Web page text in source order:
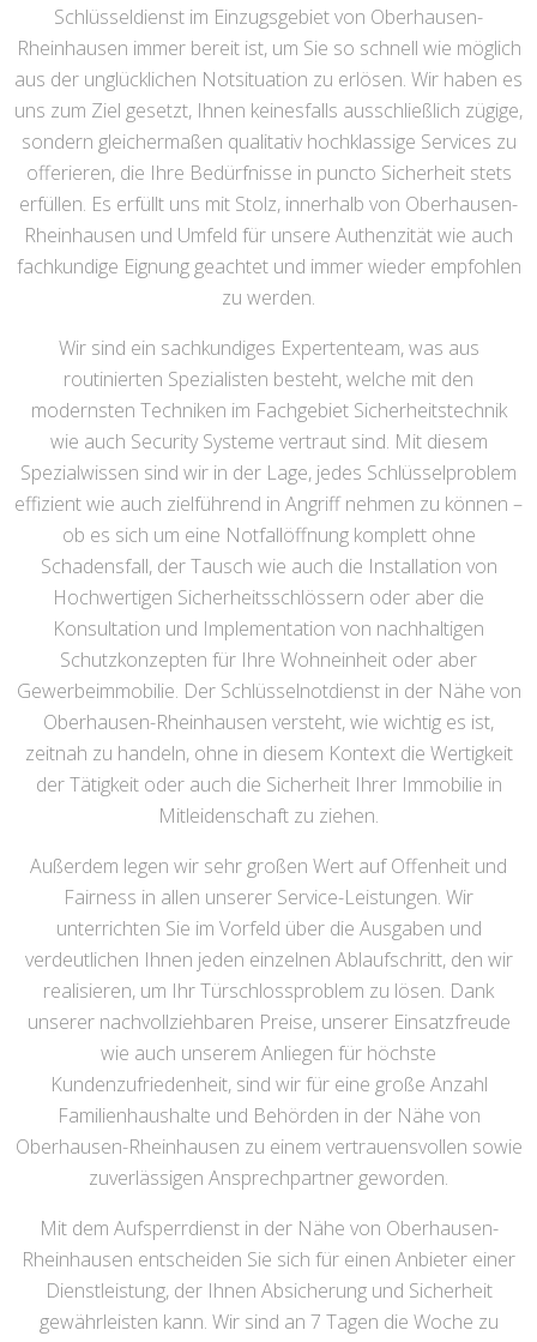
Schlüsseldienst im Einzugsgebiet von Oberhausen-
Rheinhausen immer bereit ist, um Sie so schnell wie möglich
aus der unglücklichen Notsituation zu erlösen. Wir haben es
uns zum Ziel gesetzt, Ihnen keinesfalls ausschließlich zügige,
sondern gleichermaßen qualitativ hochklassige Services zu
offerieren, die Ihre Bedürfnisse in puncto Sicherheit stets
erfüllen. Es erfüllt uns mit Stolz, innerhalb von Oberhausen-
Rheinhausen und Umfeld für unsere Authenzität wie auch
fachkundige Eignung geachtet und immer wieder empfohlen
zu werden.
Wir sind ein sachkundiges Expertenteam, was aus
routinierten Spezialisten besteht, welche mit den
modernsten Techniken im Fachgebiet Sicherheitstechnik
wie auch Security Systeme vertraut sind. Mit diesem
Spezialwissen sind wir in der Lage, jedes Schlüsselproblem
effizient wie auch zielführend in Angriff nehmen zu können –
ob es sich um eine Notfallöffnung komplett ohne
Schadensfall, der Tausch wie auch die Installation von
Hochwertigen Sicherheitsschlössern oder aber die
Konsultation und Implementation von nachhaltigen
Schutzkonzepten für Ihre Wohneinheit oder aber
Gewerbeimmobilie. Der Schlüsselnotdienst in der Nähe von
Oberhausen-Rheinhausen versteht, wie wichtig es ist,
zeitnah zu handeln, ohne in diesem Kontext die Wertigkeit
der Tätigkeit oder auch die Sicherheit Ihrer Immobilie in
Mitleidenschaft zu ziehen.
Außerdem legen wir sehr großen Wert auf Offenheit und
Fairness in allen unserer Service-Leistungen. Wir
unterrichten Sie im Vorfeld über die Ausgaben und
verdeutlichen Ihnen jeden einzelnen Ablaufschritt, den wir
realisieren, um Ihr Türschlossproblem zu lösen. Dank
unserer nachvollziehbaren Preise, unserer Einsatzfreude
wie auch unserem Anliegen für höchste
Kundenzufriedenheit, sind wir für eine große Anzahl
Familienhaushalte und Behörden in der Nähe von
Oberhausen-Rheinhausen zu einem vertrauensvollen sowie
zuverlässigen Ansprechpartner geworden.
Mit dem Aufsperrdienst in der Nähe von Oberhausen-
Rheinhausen entscheiden Sie sich für einen Anbieter einer
Dienstleistung, der Ihnen Absicherung und Sicherheit
gewährleisten kann. Wir sind an 7 Tagen die Woche zu